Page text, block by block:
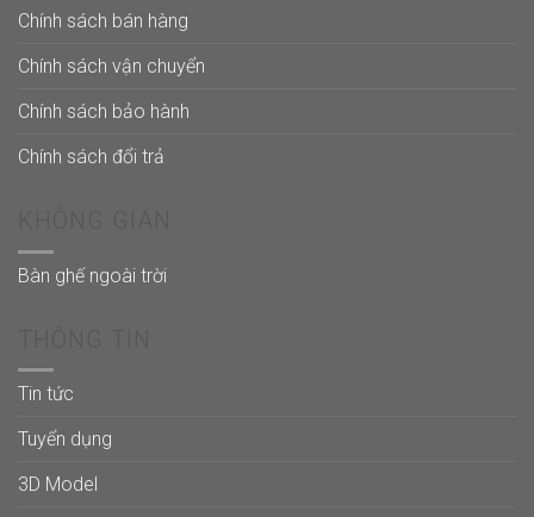
Chính sách bán hàng
Chính sách vận chuyển
Chính sách bảo hành
Chính sách đổi trả
Bàn ghế ngoài trời
Tin tức
Tuyển dụng
3D Model